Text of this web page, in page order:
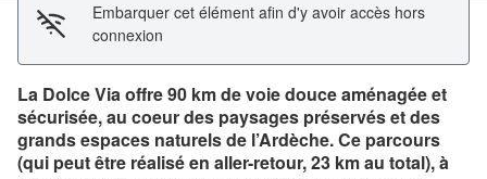
Embarquer cet élément afin d'y avoir accès hors
connexion
La Dolce Via offre 90 km de voie douce aménagée et
sécurisée, au coeur des paysages préservés et des
grands espaces naturels de l’Ardèche. Ce parcours
(qui peut être réalisé en aller-retour, 23 km au total), à